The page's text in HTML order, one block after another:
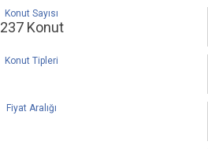
Konut Sayısı
237 Konut
Konut Tipleri
Fiyat Aralığı